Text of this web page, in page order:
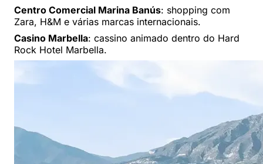
Centro Comercial Marina Banús: shopping com
Zara, H&M e várias marcas internacionais.
Casino Marbella: cassino animado dentro do Hard
Rock Hotel Marbella.